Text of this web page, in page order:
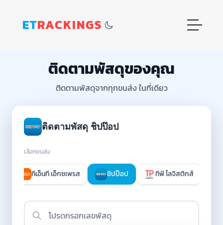
ETRACKINGS
ติดตามพัสดุของคุณ
ติดตามพัสดุจากทุกขนส่ง ในที่เดียว
ติดตามพัสดุ ชิปป๊อป
เลือกขนส่ง
ทีเอ็นที เอ็กซเพรส ชิปป๊อป ทีพี โลจิสติกส์